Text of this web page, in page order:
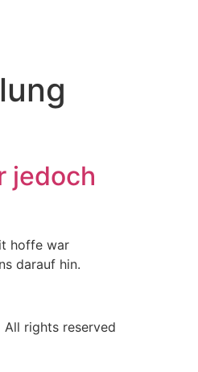
jedoch
hoffe war
darauf hin.
All rights reserved